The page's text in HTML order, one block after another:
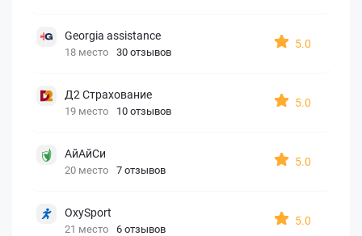
Georgia assistance
18 место 30 отзывов
5.0
Д2 Страхование
19 место 10 отзывов
5.0
АйАйСи
20 место 7 отзывов
5.0
OxySport
21 место 6 отзывов
5.0